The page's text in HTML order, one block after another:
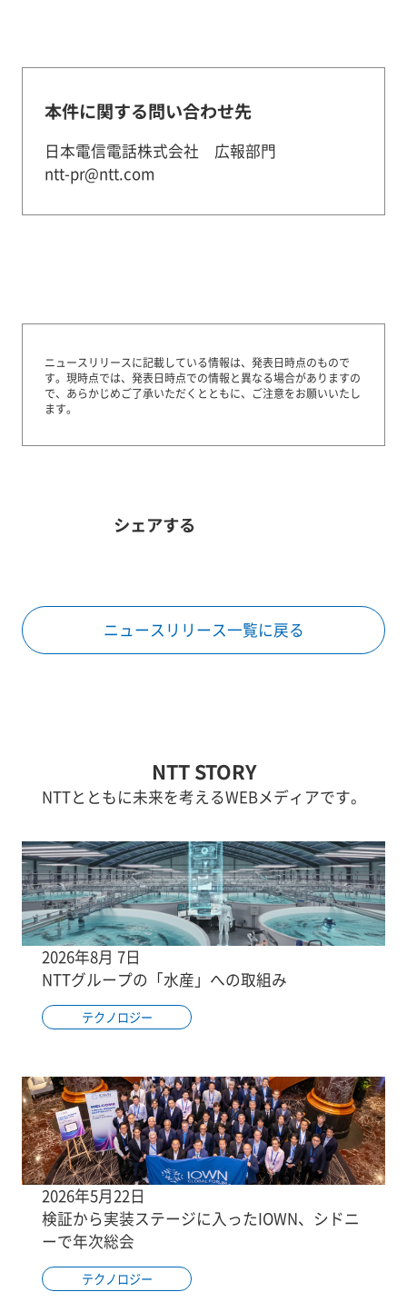
本件に関する問い合わせ先
日本電信電話株式会社 広報部門
ntt-pr@ntt.com
ニュースリリースに記載している情報は、発表日時点のもので
す。 現時点では、発表日時点での情報と異なる場合がありますの
で、あらかじめご了承いただくとともに、ご注意をお願いいたし
ます。
シェアする
ニュースリリース一覧に戻る
NTT STORY
NTTとともに未来を考えるWEBメディアです。
2026年8月 7日
NTTグループの「水産」への取組み
テクノロジー
2026年5月22日
検証から実装ステージに入ったIOWN、シドニ
ーで年次総会
テクノロジー